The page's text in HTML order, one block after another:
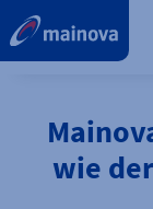
wie